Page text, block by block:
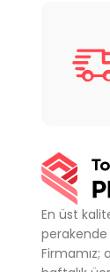
En üst
perakende
Firmamız;